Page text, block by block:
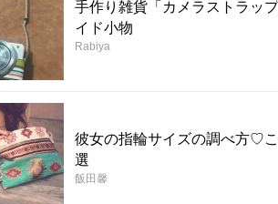
手作り雑貨「カメラストラッ
イド小物
Rabiya
彼女の指輪サイズの調べ方♡
選
飯田馨